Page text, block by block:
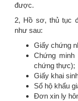
được.
2, Hồ sơ, thủ tục
như sau:
Giấy chứng
Chứng
chứng thực);
Giấy khai
Sổ hộ khẩu
Đơn xin ly